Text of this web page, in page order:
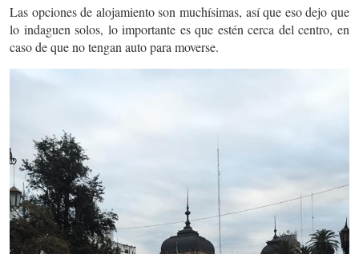
Las opciones de alojamiento son muchísimas, así que eso dejo que
lo indaguen solos, lo importante es que estén cerca del centro, en
caso de que no tengan auto para moverse.